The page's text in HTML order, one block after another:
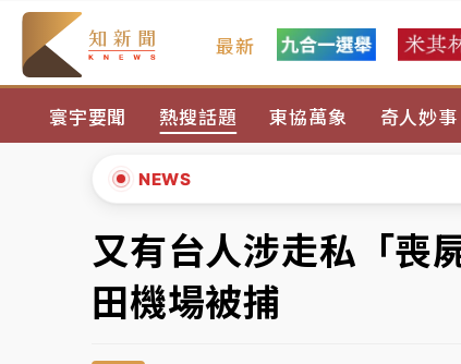
最新
寰宇要聞 熱搜話題 東協萬象 奇人妙事
NEWS
暑假過三周才推「E宿新北打卡趣」！抽
中信慈善基金會想增加董事人數！辜仲諒
故宮《龍藏經》特展第2檔！今線上預
台東農業處長涉圖利渡假村！東檢抗告成
▲
▼
又有台人涉走私「
田機場被捕